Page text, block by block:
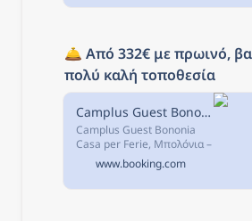
🛎️ Από 332€ με πρωινό,
πολύ καλή τοποθεσία
Camplus Guest Bononia Casa per Ferie, Μπολόνια, Ιταλία
Camplus Guest Bononia
Casa per Ferie, Μπολόνια –
Κάντε κράτηση με Εγγύηση
Καλύτερης Τιμής! 4199
σχόλια και 45
www.booking.com